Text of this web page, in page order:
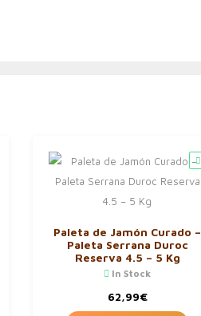
Paleta de Jamón Curado –
Paleta Serrana Duroc
Reserva 4.5 – 5 Kg
In Stock
62,99€